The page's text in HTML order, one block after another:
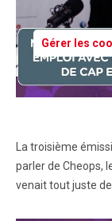
Gérer les
La troisième
parler de Cheops,
venait tout juste